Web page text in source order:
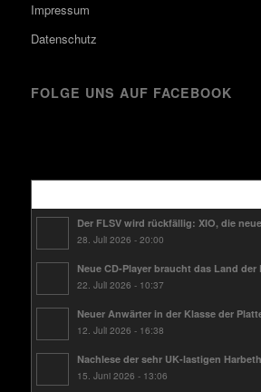
Impressum
Datenschutz
FOLGE UNS AUF FACEBOOK
Der FLSV wird rückfällig: XIO, die
28. Juli 2026 - 20:00
Neue CD-Player braucht das Land der
22. Juli 2026 - 10:37
Neuer Anwärter in der Klasse der
12. Juli 2026 - 16:38
Nachlese der sehr UK-lastigen
15. Juni 2026 - 13:06